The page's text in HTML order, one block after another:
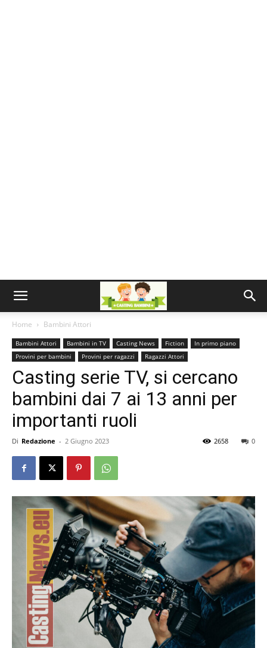
Home Bambini Attori
Bambini Attori Bambini in TV Casting News Fiction
In primo piano
Provini per bambini
Provini per ragazzi Ragazzi Attori
Casting serie TV, si cercano
bambini dai 7 ai 13 anni per
importanti ruoli
Di Redazione - 2 Giugno 2023 0
2658